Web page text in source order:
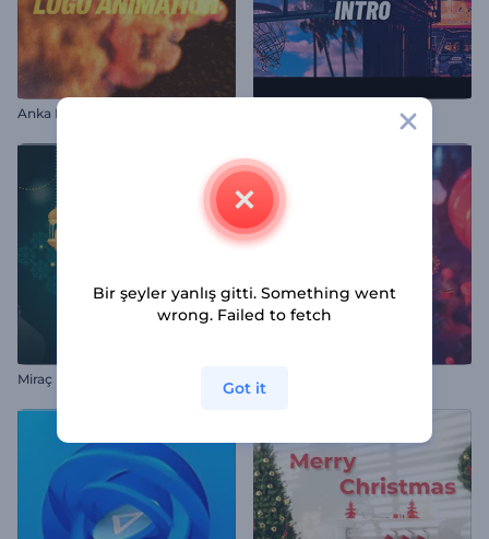
Anka Kuşu Logo Animasyonu Şehir Temalı Dinamik İntro
Miraç Kandili Animasyonları Çin Yeni Yılı Giriş Videosu
Bir şeyler yanlış gitti. Something went
wrong. Failed to fetch
Got it